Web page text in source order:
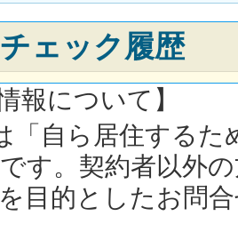
ェック履歴
報について】
「自ら居住する
す。契約者以外
目的としたお問